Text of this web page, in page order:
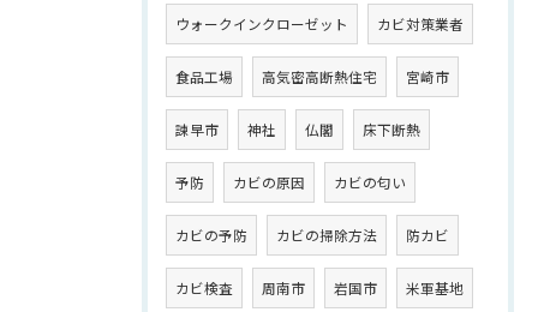
ウォークインクローゼット カビ対策業者
食品工場 高気密高断熱住宅 宮崎市
諫早市 神社 仏閣 床下断熱
予防 カビの原因 カビの匂い
カビの予防 カビの掃除方法 防カビ
カビ検査 周南市 岩国市 米軍基地